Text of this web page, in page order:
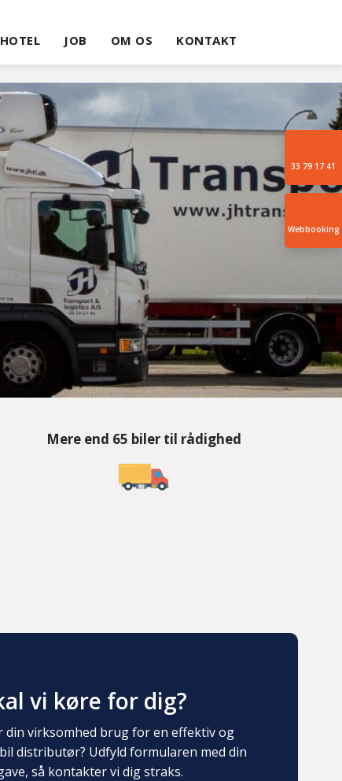
JOB OM OS KONTAKT
33 79 17 41
Webbooking
Mere end 65 biler til rådighed​
vi køre for dig?
din virksomhed brug for en effektiv og
distributør? Udfyld formularen med din
så kontakter vi dig straks.